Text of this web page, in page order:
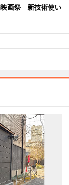
映画祭 新技術使い